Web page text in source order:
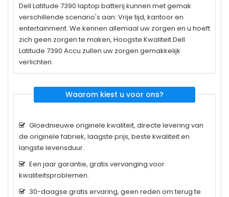
Dell Latitude 7390 laptop batterij kunnen met gemak
verschillende scenario's aan: Vrije tijd, kantoor en
entertainment. We kennen allemaal uw zorgen en u hoeft
zich geen zorgen te maken, Hoogste Kwaliteit Dell
Latitude 7390 Accu zullen uw zorgen gemakkelijk
verlichten.
Waarom kiest u voor ons?
Gloednieuwe originele kwaliteit, directe levering van
de originele fabriek, laagste prijs, beste kwaliteit en
langste levensduur.
Een jaar garantie, gratis vervanging voor
kwaliteitsproblemen.
30-daagse gratis ervaring, geen reden om terug te